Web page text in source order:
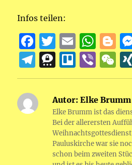
Infos teilen:
F
a
c
b
T
w
it
r
E
m
ai
W
h
at
A
p
p
B
lo
g
er
T
el
e
g
T
h
re
e
m
a
T
re
ll
o
Vi
b
er
W
e
h
at
Autor: Elke Brumm
Elke Brumm ist das
Bei der allerersten
Pauluskirche war sie
schon beim zweiten